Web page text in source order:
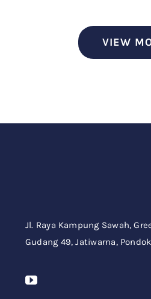
VIEW
Jl. Raya Kampung Sawah,
Gudang 49,Jatiwarna,